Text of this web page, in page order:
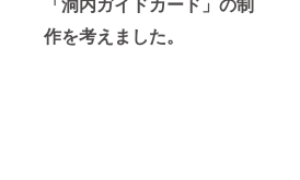
作を考えました。